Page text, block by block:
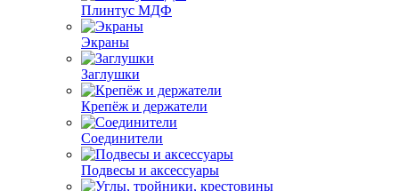
Плинтус МДФ
Экраны
Заглушки
Крепёж и держатели
Соединители
Подвесы и аксессуары